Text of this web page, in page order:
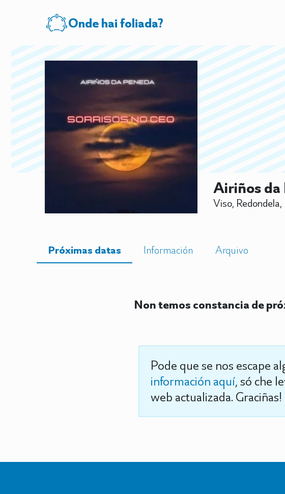
Onde hai foliada?
Airiños da
Viso,
Próximas datas Información Arquivo
Non temos constancia de
Pode que se nos escape
información aquí, só che
web actualizada.